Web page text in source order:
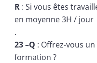
R : Si vous êtes
en moyenne 3H / jour
.
23 –Q : Offrez-vous
formation ?